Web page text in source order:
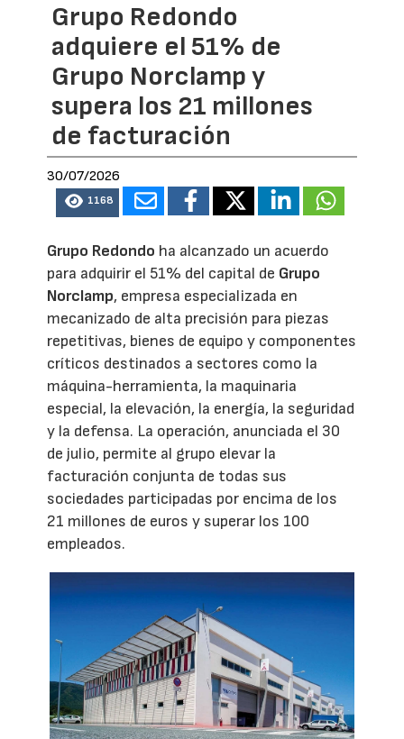
Grupo Redondo
adquiere el 51% de
Grupo Norclamp y
supera los 21 millones
de facturación
30/07/2026
1168
Grupo Redondo ha alcanzado un acuerdo
para adquirir el 51% del capital de Grupo
Norclamp, empresa especializada en
mecanizado de alta precisión para piezas
repetitivas, bienes de equipo y componentes
críticos destinados a sectores como la
máquina-herramienta, la maquinaria
especial, la elevación, la energía, la seguridad
y la defensa. La operación, anunciada el 30
de julio, permite al grupo elevar la
facturación conjunta de todas sus
sociedades participadas por encima de los
21 millones de euros y superar los 100
empleados.